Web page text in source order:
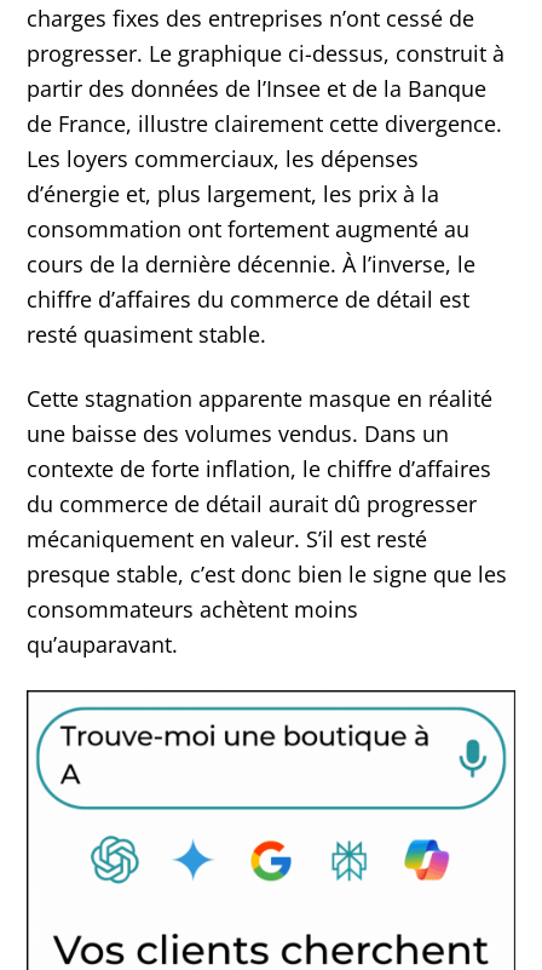
charges fixes des entreprises n’ont cessé de
progresser. Le graphique ci-dessus, construit à
partir des données de l’Insee et de la Banque
de France, illustre clairement cette divergence.
Les loyers commerciaux, les dépenses
d’énergie et, plus largement, les prix à la
consommation ont fortement augmenté au
cours de la dernière décennie. À l’inverse, le
chiffre d’affaires du commerce de détail est
resté quasiment stable.
Cette stagnation apparente masque en réalité
une baisse des volumes vendus. Dans un
contexte de forte inflation, le chiffre d’affaires
du commerce de détail aurait dû progresser
mécaniquement en valeur. S’il est resté
presque stable, c’est donc bien le signe que les
consommateurs achètent moins
qu’auparavant.